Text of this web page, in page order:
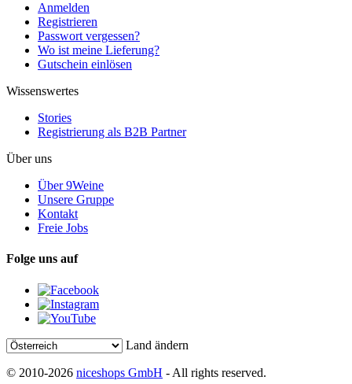
Anmelden
Registrieren
Passwort vergessen?
Wo ist meine Lieferung?
Gutschein einlösen
Wissenswertes
Stories
Registrierung als B2B Partner
Über uns
Über 9Weine
Unsere Gruppe
Kontakt
Freie Jobs
Folge uns auf
Land ändern
© 2010-2026 niceshops GmbH - All rights reserved.